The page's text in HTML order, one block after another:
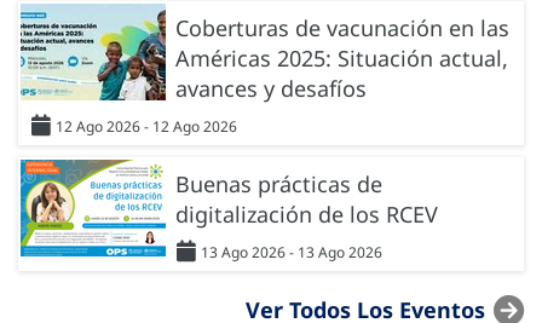
Coberturas de vacunación en las
Américas 2025: Situación actual,
avances y desafíos
12 Ago 2026 - 12 Ago 2026
Buenas prácticas de
digitalización de los RCEV
13 Ago 2026 - 13 Ago 2026
Ver Todos Los Eventos